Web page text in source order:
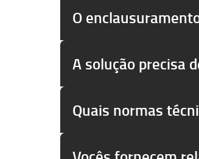
O
A solução precisa
Quais normas